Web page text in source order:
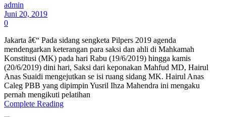
admin
Juni 20, 2019
0
Jakarta â€“ Pada sidang sengketa Pilpers 2019 agenda
mendengarkan keterangan para saksi dan ahli di Mahkamah
Konstitusi (MK) pada hari Rabu (19/6/2019) hingga kamis
(20/6/2019) dini hari, Saksi dari keponakan Mahfud MD, Hairul
Anas Suaidi mengejutkan se isi ruang sidang MK. Hairul Anas
Caleg PBB yang dipimpin Yusril Ihza Mahendra ini mengaku
pernah mengikuti pelatihan
Complete Reading